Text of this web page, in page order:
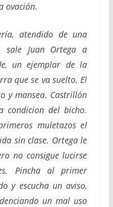
ovación.
atendido de una
sale Juan Ortega a
un ejemplar de la
que se va suelto. El
y mansea. Castrillón
condicion del bicho.
muletazos el
sin clase. Ortega le
no consigue lucirse
Pincha al primer
y escucha un aviso,
un mal uso